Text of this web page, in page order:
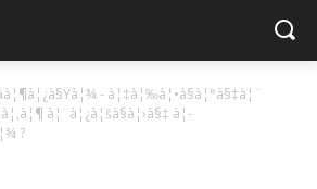
- à¦‡à¦‰à¦•à§à¦°à§‡à¦¨
à¦¨à¦¿à¦šà§à¦›à§‡ à¦­
?